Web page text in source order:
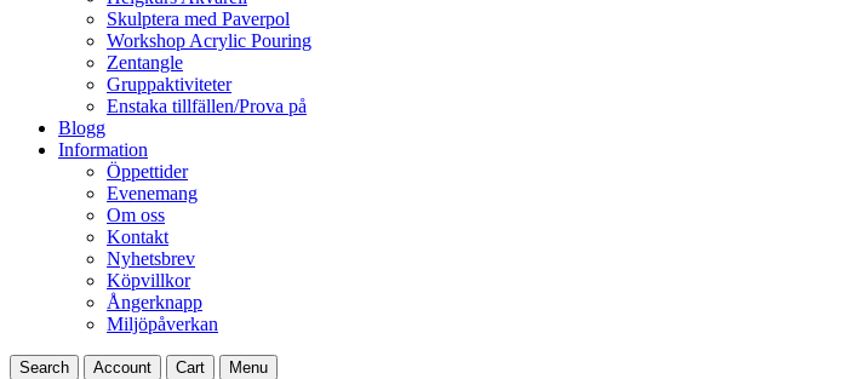
Skulptera med Paverpol
Workshop Acrylic Pouring
Zentangle
Gruppaktiviteter
Enstaka tillfällen/Prova på
Blogg
Information
Öppettider
Evenemang
Om oss
Kontakt
Nyhetsbrev
Köpvillkor
Ångerknapp
Miljöpåverkan
Search Account Cart Menu